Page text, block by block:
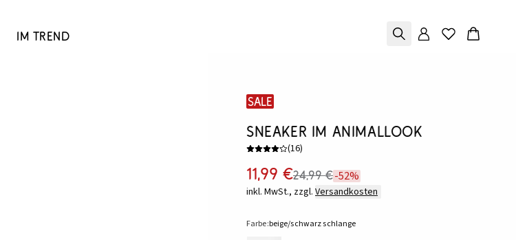
Im Trend
SALE
Sneaker im Animallook
(16)
11,99 €24,99 €-52%
inkl. MwSt., zzgl. Versandkosten
Farbe:beige/schwarz schlange